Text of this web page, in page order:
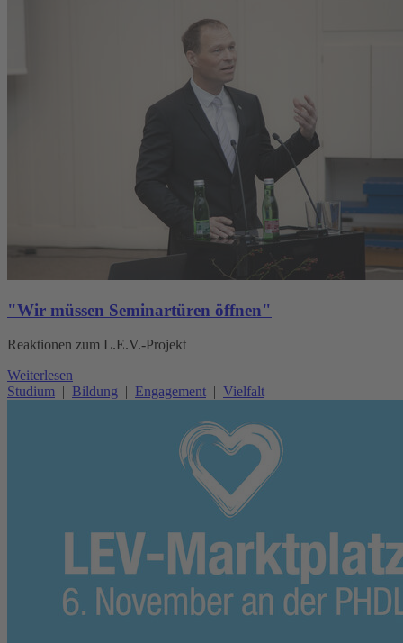
"Wir müssen Seminartüren öffnen"
Reaktionen zum L.E.V.-Projekt
Weiterlesen
Studium | Bildung | Engagement | Vielfalt